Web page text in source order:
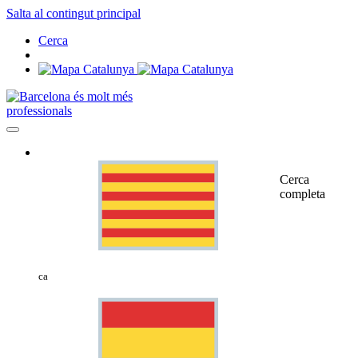
Salta al contingut principal
Cerca
professionals
ca
Cerca
completa